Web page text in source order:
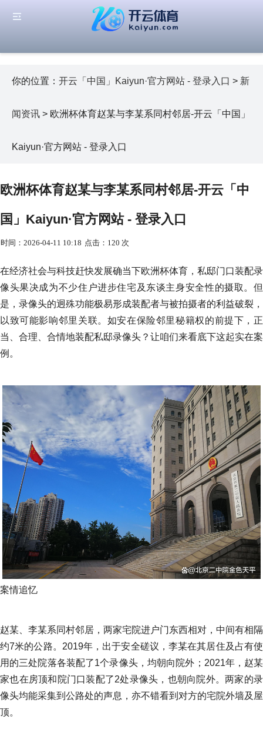
你的位置： 开云「中国」Kaiyun·官方网站 - 登录入口 > 新
闻资讯 > 欧洲杯体育赵某与李某系同村邻居-开云「中国」
Kaiyun·官方网站 - 登录入口
欧洲杯体育赵某与李某系同村邻居-开云「中
国」Kaiyun·官方网站 - 登录入口
时间：2026-04-11 10:18 点击：120 次
在经济社会与科技赶快发展确当下欧洲杯体育，私邸门口装配录
像头果决成为不少住户进步住宅及东谈主身安全性的摄取。但
是，录像头的迥殊功能极易形成装配者与被拍摄者的利益破裂，
以致可能影响邻里关联。如安在保险邻里秘籍权的前提下，正
当、合理、合情地装配私邸录像头？让咱们来看底下这起实在案
例。
案情追忆
赵某、李某系同村邻居，两家宅院进户门东西相对，中间有相隔
约7米的公路。2019年，出于安全磋议，李某在其居住及占有使
用的三处院落各装配了1个录像头，均朝向院外；2021年，赵某
家也在房顶和院门口装配了2处录像头，也朝向院外。两家的录
像头均能采集到公路处的声息，亦不错看到对方的宅院外墙及屋
顶。